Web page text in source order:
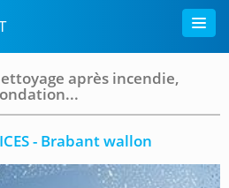
après incendie,
- Brabant wallon